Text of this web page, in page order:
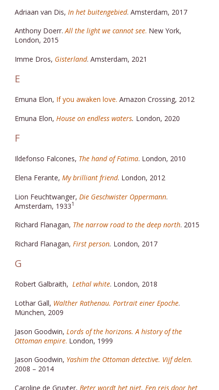
Adriaan van Dis, In het buitengebied. Amsterdam, 2017
Anthony Doerr.All the light we cannot see. New York,
London, 2015
Imme Dros, Gisterland. Amsterdam, 2021
E
Emuna Elon, If you awaken love. Amazon Crossing, 2012
Emuna Elon, House on endless waters. London, 2020
F
Ildefonso Falcones, The hand of Fatima. London, 2010
Elena Ferante, My brilliant friend. London, 2012
Lion Feuchtwanger, Die Geschwister Oppermann.
Amsterdam, 19331
Richard Flanagan, The narrow road to the deep north. 2015
Richard Flanagan, First person. London, 2017
G
Robert Galbraith, Lethal white. London, 2018
Lothar Gall, Walther Rathenau. Portrait einer Epoche.
München, 2009
Jason Goodwin, Lords of the horizons. A history of the
Ottoman empire. London, 1999
Jason Goodwin, Yashim the Ottoman detective. Vijf delen.
2008 – 2014
Caroline de Gruyter, Beter wordt het niet. Een reis door het